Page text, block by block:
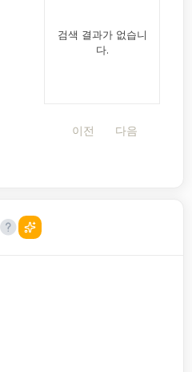
검색 결과가 없습니
다.
이전 다음